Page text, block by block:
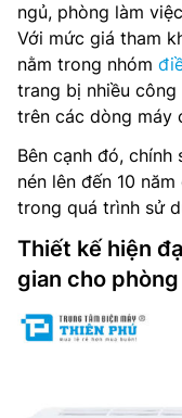
ngủ, phòng làm
Với mức giá tham
nằm trong nhóm
trang bị nhiều
trên các dòng máy
Bên cạnh đó, chính
nén lên đến 10
trong quá trình sử
Thiết kế hiện
gian cho